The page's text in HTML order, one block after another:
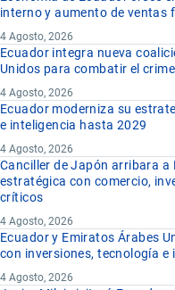
interno y aumento de ventas
4 Agosto, 2026
Ecuador integra nueva
Unidos para combatir el
4 Agosto, 2026
Ecuador moderniza su
e inteligencia hasta 2029
4 Agosto, 2026
Canciller de Japón arribara
estratégica con comercio,
críticos
4 Agosto, 2026
Ecuador y Emiratos Árabes
con inversiones, tecnología e
4 Agosto, 2026